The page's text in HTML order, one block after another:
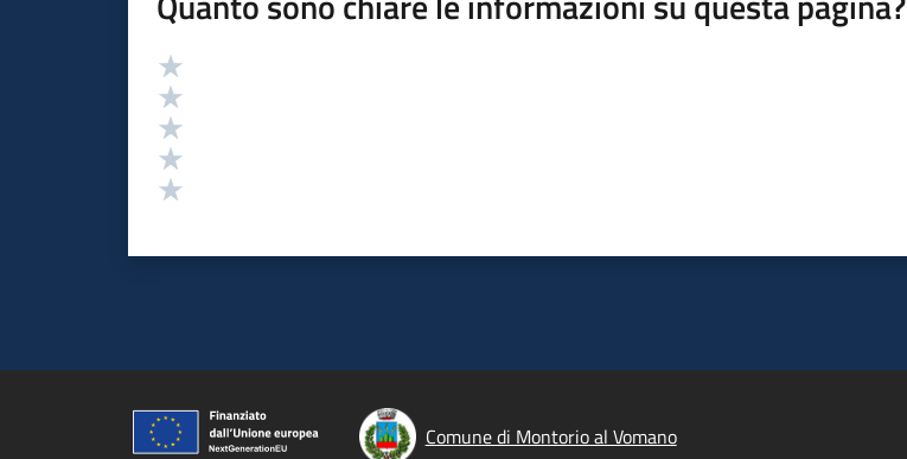
Valutazione
Comune di Montorio al Vomano